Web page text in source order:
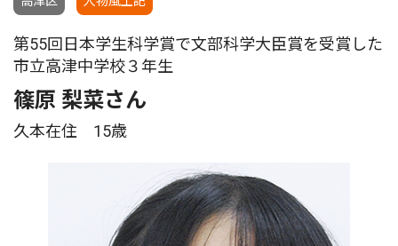
第55回日本学生科学賞で文部科学大臣賞を受賞した
市立高津中学校３年生
篠原 梨菜さん
久本在住 15歳